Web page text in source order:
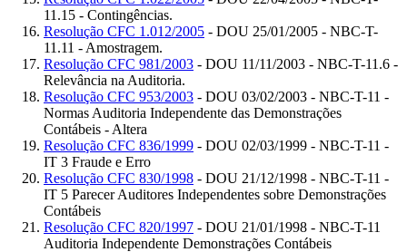
11.15 - Contingências.
Resolução CFC 1.012/2005 - DOU 25/01/2005 - NBC-T-
11.11 - Amostragem.
Resolução CFC 981/2003 - DOU 11/11/2003 - NBC-T-11.6 -
Relevância na Auditoria.
Resolução CFC 953/2003 - DOU 03/02/2003 - NBC-T-11 -
Normas Auditoria Independente das Demonstrações
Contábeis - Altera
Resolução CFC 836/1999 - DOU 02/03/1999 - NBC-T-11 -
IT 3 Fraude e Erro
Resolução CFC 830/1998 - DOU 21/12/1998 - NBC-T-11 -
IT 5 Parecer Auditores Independentes sobre Demonstrações
Contábeis
Resolução CFC 820/1997 - DOU 21/01/1998 - NBC-T-11
Auditoria Independente Demonstrações Contábeis